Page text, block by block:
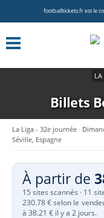
footballtickets.fr est le
LA
Billets
La Liga - 32e journée
Séville, Espagne
À partir de
15 sites scannés · 11
230.78 € selon le
à 38.21 € il y a 2 jours.